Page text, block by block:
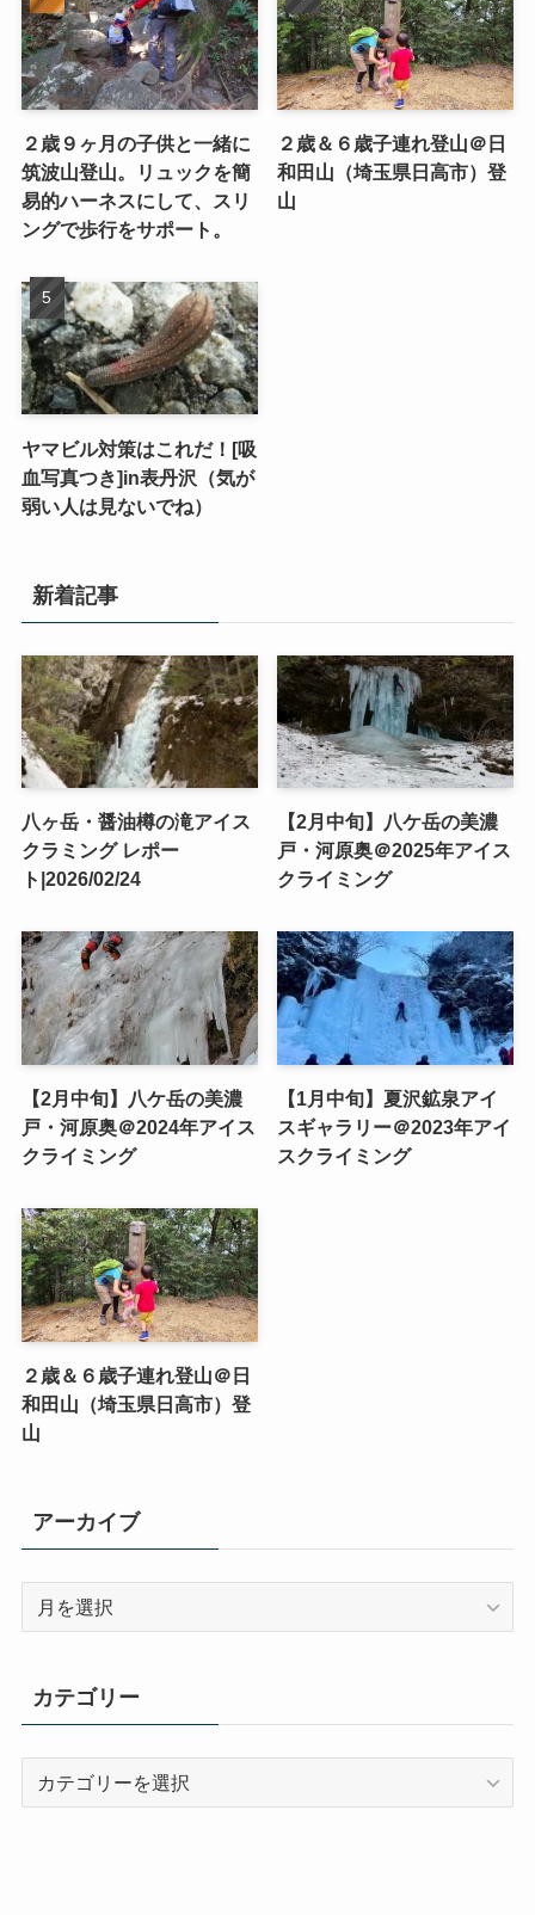
２歳９ヶ月の子供と一緒に
筑波山登山。リュックを簡
易的ハーネスにして、スリ
ングで歩行をサポート。
２歳＆６歳子連れ登山＠日
和田山（埼玉県日高市）登
山
ヤマビル対策はこれだ！[吸
血写真つき]in表丹沢（気が
弱い人は見ないでね）
新着記事
八ヶ岳・醤油樽の滝アイス
クラミング レポー
ト|2026/02/24
【2月中旬】八ケ岳の美濃
戸・河原奥＠2025年アイス
クライミング
【2月中旬】八ケ岳の美濃
戸・河原奥＠2024年アイス
クライミング
【1月中旬】夏沢鉱泉アイ
スギャラリー＠2023年アイ
スクライミング
２歳＆６歳子連れ登山＠日
和田山（埼玉県日高市）登
山
アーカイブ
ブ
カテゴリー